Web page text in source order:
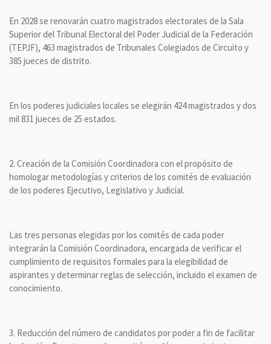
En 2028 se renovarán cuatro magistrados electorales de la Sala
Superior del Tribunal Electoral del Poder Judicial de la Federación
(TEPJF), 463 magistrados de Tribunales Colegiados de Circuito y
385 jueces de distrito.
En los poderes judiciales locales se elegirán 424 magistrados y dos
mil 831 jueces de 25 estados.
2. Creación de la Comisión Coordinadora con el propósito de
homologar metodologías y criterios de los comités de evaluación
de los poderes Ejecutivo, Legislativo y Judicial.
Las tres personas elegidas por los comités de cada poder
integrarán la Comisión Coordinadora, encargada de verificar el
cumplimiento de requisitos formales para la elegibilidad de
aspirantes y determinar reglas de selección, incluido el examen de
conocimiento.
3. Reducción del número de candidatos por poder a fin de facilitar